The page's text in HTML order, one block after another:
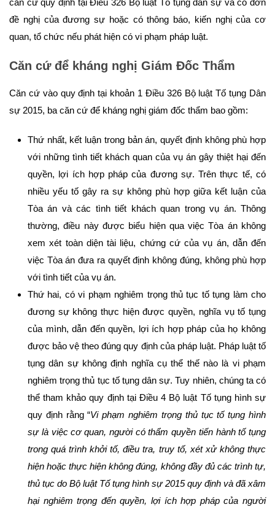
căn cứ quy định tại Điều 326 Bộ luật Tố tụng dân sự và có đơn
đề nghị của đương sự hoặc có thông báo, kiến nghị của cơ
quan, tổ chức nếu phát hiện có vi phạm pháp luật.
Căn cứ để kháng nghị Giám Đốc Thẩm
Căn cứ vào quy định tại khoản 1 Điều 326 Bộ luật Tố tụng Dân
sự 2015, ba căn cứ để kháng nghị giám đốc thẩm bao gồm:
Thứ nhất, kết luận trong bản án, quyết định không phù hợp
với những tình tiết khách quan của vụ án gây thiệt hại đến
quyền, lợi ích hợp pháp của đương sự. Trên thực tế, có
nhiều yếu tố gây ra sự không phù hợp giữa kết luận của
Tòa án và các tình tiết khách quan trong vụ án. Thông
thường, điều này được biểu hiện qua việc Tòa án không
xem xét toàn diện tài liệu, chứng cứ của vụ án, dẫn đến
việc Tòa án đưa ra quyết định không đúng, không phù hợp
với tình tiết của vụ án.
Thứ hai, có vi phạm nghiêm trọng thủ tục tố tụng làm cho
đương sự không thực hiện được quyền, nghĩa vụ tố tụng
của mình, dẫn đến quyền, lợi ích hợp pháp của họ không
được bảo vệ theo đúng quy định của pháp luật. Pháp luật tố
tụng dân sự không định nghĩa cụ thể thế nào là vi phạm
nghiêm trọng thủ tục tố tụng dân sự. Tuy nhiên, chúng ta có
thể tham khảo quy định tại Điều 4 Bộ luật Tố tụng hình sự
quy định rằng “Vi phạm nghiêm trọng thủ tục tố tụng hình
sự là việc cơ quan, người có thẩm quyền tiến hành tố tụng
trong quá trình khởi tố, điều tra, truy tố, xét xử không thực
hiện hoặc thực hiện không đúng, không đầy đủ các trình tự,
thủ tục do Bộ luật Tố tụng hình sự 2015quy định và đã xâm
hại nghiêm trọng đến quyền, lợi ích hợp pháp của người